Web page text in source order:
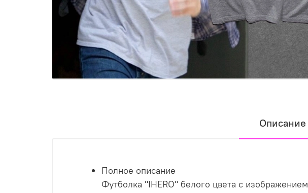
Описание
Полное описание
Футболка "IHERO" белого цвета с изображением